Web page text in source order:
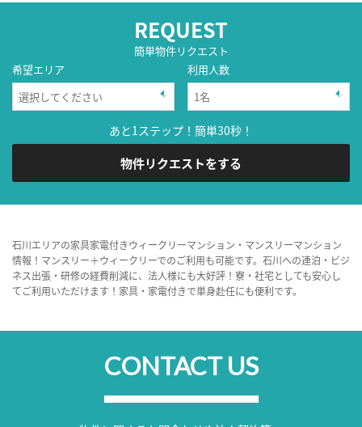
REQUEST
簡単物件リクエスト
希望エリア
利用人数
あと1ステップ！簡単30秒！
物件リクエストをする
石川エリアの家具家電付きウィークリーマンション・マンスリーマンション
情報！マンスリー＋ウィークリーでのご利用も可能です。石川への連泊・ビジ
ネス出張・研修の経費削減に、法人様にも大好評！寮・社宅としても安心し
てご利用いただけます！家具・家電付きで単身赴任にも便利です。
CONTACT US